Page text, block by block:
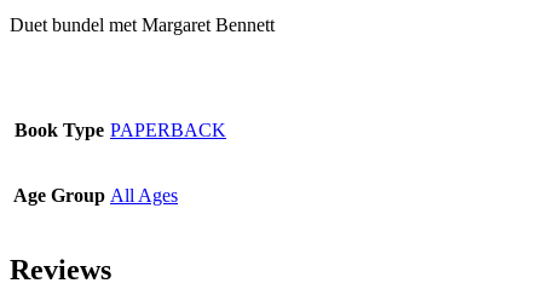
Duet bundel met Margaret Bennett
Book Type PAPERBACK
Age Group All Ages
Reviews